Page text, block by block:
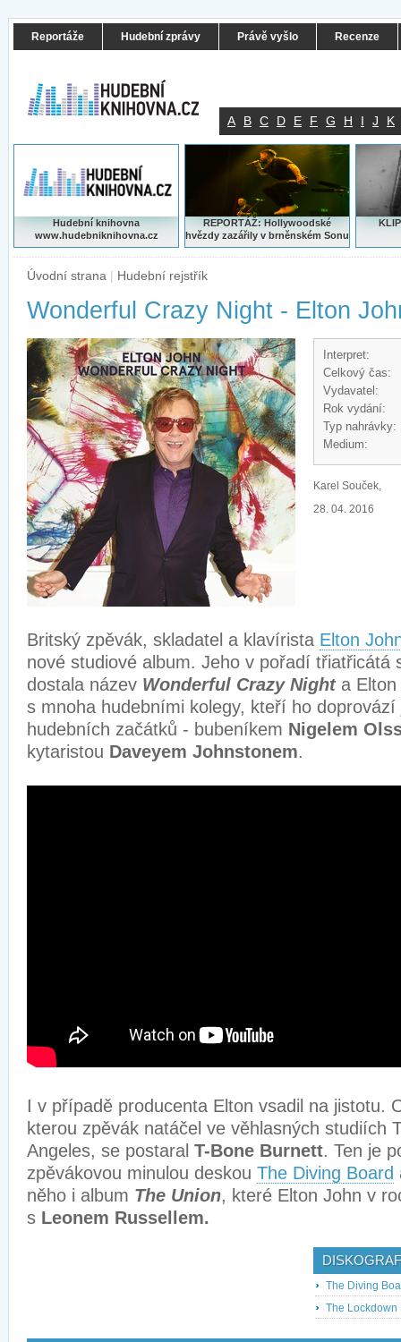
Reportáže Hudební zprávy Právě vyšlo Recenze
A B C D E F G H I J K
Hudební knihovna
www.hudebniknihovna.cz
REPORTÁŽ: Hollywoodské
hvězdy zazářily v brněnském Sonu
Úvodní strana | Hudební rejstřík
Wonderful Crazy Night - Elton
Interpret:
Celkový čas:
Vydavatel:
Rok vydání:
Typ nahrávky:
Medium:
Karel Souček,
28. 04. 2016
Britský zpěvák, skladatel a klavírista Elton
nové studiové album. Jeho v pořadí třiatřicátá
dostala název Wonderful Crazy Nighta Elton
s mnoha hudebními kolegy, kteří ho doprovází
hudebních začátků - bubeníkem Nigelem
kytaristou Daveyem Johnstonem.
I v případě producenta Elton vsadil na jistotu.
kterou zpěvák natáčel ve věhlasných studiích
Angeles, se postaral T-Bone Burnett. Ten je
zpěvákovou minulou deskou The Diving Board
něho i album The Union, které Elton John v
s Leonem Russellem.
The Diving
The Lockdown